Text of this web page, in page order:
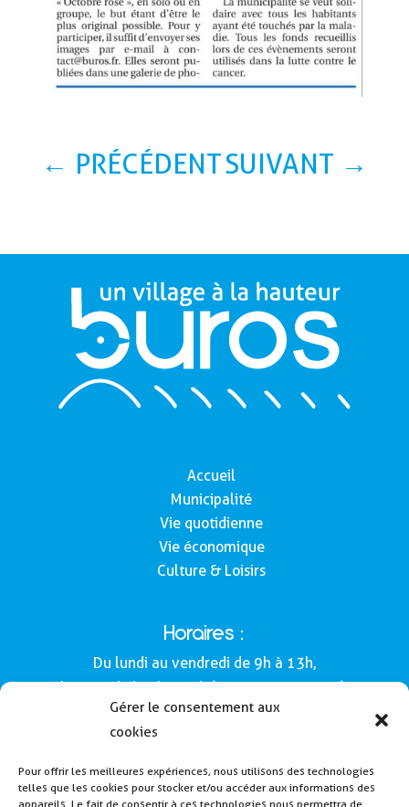
Gérer le consentement aux
cookies
Pour offrir les meilleures expériences, nous utilisons des technologies
telles que les cookies pour stocker et/ou accéder aux informations des
appareils. Le fait de consentir à ces technologies nous permettra de
← PRÉCÉDENTSUIVANT →
Accueil
Municipalité
Vie quotidienne
Vie économique
Culture & Loisirs
Horaires :
Du lundi au vendredi de 9h à 13h,
le samedi de 9h à 12h (Semaines impaires).
160, route de Morlàas
64160 - Buros